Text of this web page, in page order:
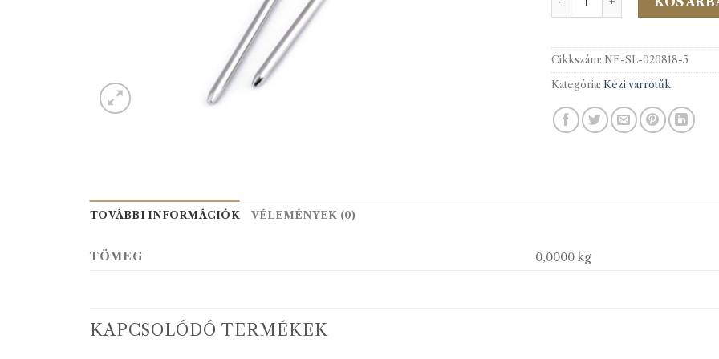
Cikkszám: NE-SL-020818-5
Kategória: Kézi varrótűk
TOVÁBBI INFORMÁCIÓK VÉLEMÉNYEK (0)
TÖMEG 0,0000 kg
KAPCSOLÓDÓ TERMÉKEK